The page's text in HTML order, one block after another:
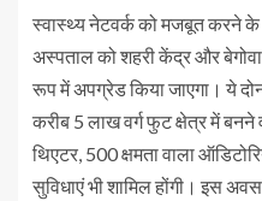
स्वास्थ्य नेटवर्क को मजबूत करने के
अस्पताल को शहरी केंद्र और
रूप में अपग्रेड किया जाएगा। ये
करीब 5 लाख वर्ग फुट क्षेत्र में
थिएटर, 500 क्षमता वाला
सुविधाएं भी शामिल होंगी। इस